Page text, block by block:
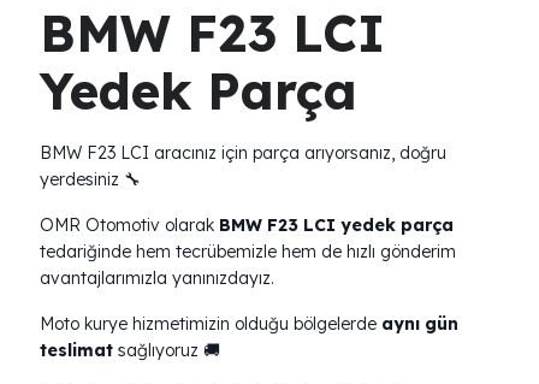
BMW F23 LCI
Yedek Parça
BMW F23 LCI aracınız için parça arıyorsanız, doğru
yerdesiniz 🔧
OMR Otomotiv olarak BMW F23 LCI yedek parça
tedariğinde hem tecrübemizle hem de hızlı gönderim
avantajlarımızla yanınızdayız.
Moto kurye hizmetimizin olduğu bölgelerde aynı gün
teslimat sağlıyoruz 🚚